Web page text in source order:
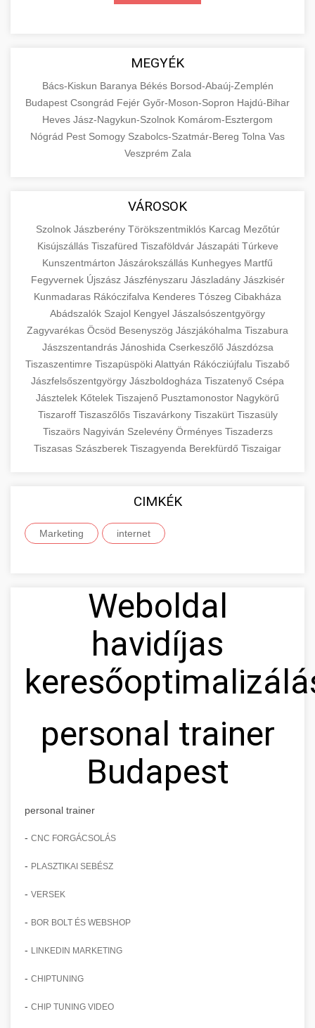
MEGYÉK
Bács-Kiskun Baranya Békés Borsod-Abaúj-Zemplén
Budapest Csongrád Fejér Győr-Moson-Sopron Hajdú-Bihar
Heves Jász-Nagykun-Szolnok Komárom-Esztergom
Nógrád Pest Somogy Szabolcs-Szatmár-Bereg Tolna Vas
Veszprém Zala
VÁROSOK
Szolnok Jászberény Törökszentmiklós Karcag Mezőtúr
Kisújszállás Tiszafüred Tiszaföldvár Jászapáti Túrkeve
Kunszentmárton Jászárokszállás Kunhegyes Martfű
Fegyvernek Újszász Jászfényszaru Jászladány Jászkisér
Kunmadaras Rákóczifalva Kenderes Tószeg Cibakháza
Abádszalók Szajol Kengyel Jászalsószentgyörgy
Zagyvarékas Öcsöd Besenyszög Jászjákóhalma Tiszabura
Jászszentandrás Jánoshida Cserkeszőlő Jászdózsa
Tiszaszentimre TiszapüspökiAlattyán Rákócziújfalu Tiszabő
Jászfelsőszentgyörgy Jászboldogháza Tiszatenyő Csépa
Jásztelek Kőtelek Tiszajenő Pusztamonostor Nagykörű
Tiszaroff Tiszaszőlős Tiszavárkony Tiszakürt Tiszasüly
Tiszaörs Nagyiván Szelevény Örményes Tiszaderzs
Tiszasas Szászberek Tiszagyenda Berekfürdő Tiszaigar
CIMKÉK
Marketing internet
Weboldal
havidíjas
personal trainer
Budapest
personal trainer
- CNC FORGÁCSOLÁS
- PLASZTIKAI SEBÉSZ
- VERSEK
- BOR BOLT ÉS WEBSHOP
- LINKEDIN MARKETING
- CHIPTUNING
- CHIP TUNING VIDEO